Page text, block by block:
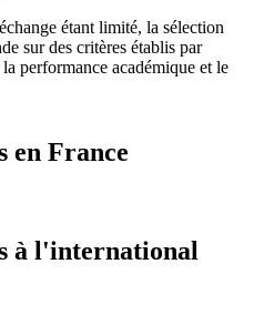
étant limité, la sélection
sur des critères établis par
performance académique et le
en France
à l'international